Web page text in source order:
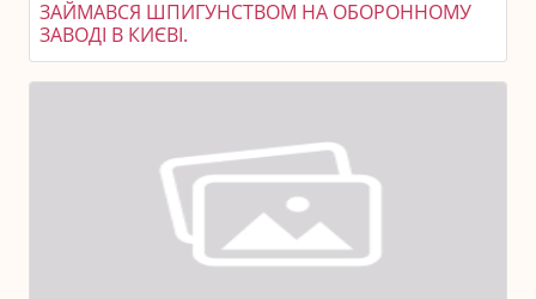
ЗАЙМАВСЯ ШПИГУНСТВОМ НА ОБОРОННОМУ
ЗАВОДІ В КИЄВІ.